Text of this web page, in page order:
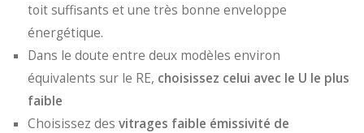
toit suffisants et une très bonne enveloppe
énergétique.
Dans le doute entre deux modèles environ
équivalents sur le RE, choisissez celui avec le U le plus
faible
Choisissez des vitrages faible émissivité de